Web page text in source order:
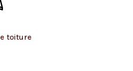
toiture